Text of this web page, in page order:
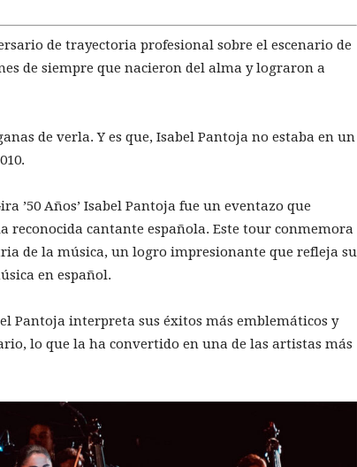
de trayectoria profesional sobre el escenario de
de siempre que nacieron del alma y lograron a
de verla. Y es que, Isabel Pantoja no estaba en un
’50 Años’ Isabel Pantoja fue un eventazo que
reconocida cantante española. Este tour conmemora
de la música, un logro impresionante que refleja su
en español.
Pantoja interpreta sus éxitos más emblemáticos y
lo que la ha convertido en una de las artistas más